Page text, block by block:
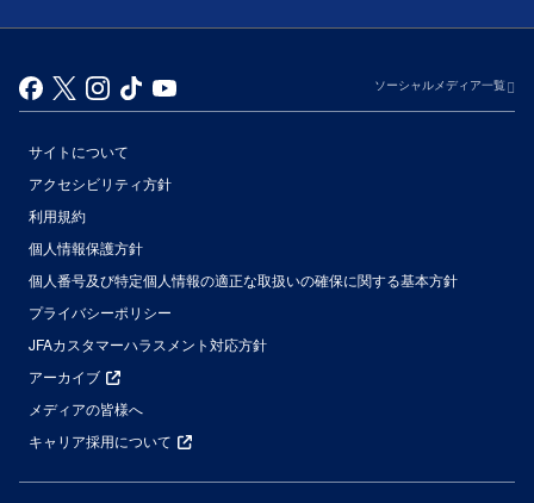
ソーシャルメディア一覧
サイトについて
アクセシビリティ方針
利用規約
個人情報保護方針
個人番号及び特定個人情報の適正な取扱いの確保に関する基本方針
プライバシーポリシー
JFAカスタマーハラスメント対応方針
アーカイブ
メディアの皆様へ
キャリア採用について